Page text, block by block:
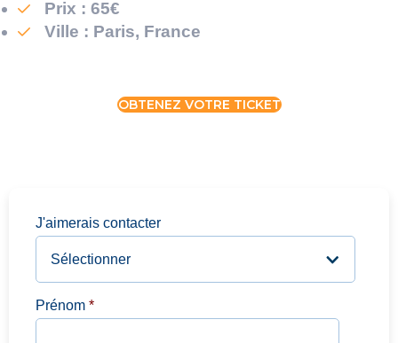
Prix : 65€
Ville : Paris, France
OBTENEZ VOTRE TICKET
J'aimerais contacter
Prénom *